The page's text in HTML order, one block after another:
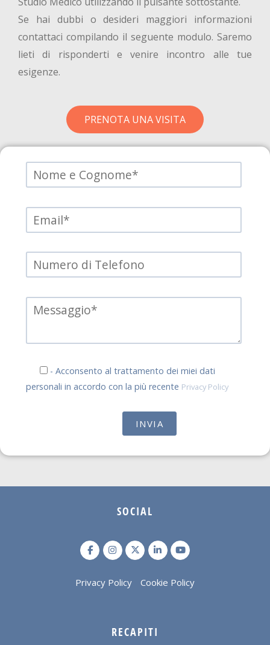
Se hai dubbi o desideri maggiori informazioni
contattaci compilando il seguente modulo. Saremo
lieti di risponderti e venire incontro alle tue
esigenze.
PRENOTA UNA VISITA
- Acconsento al trattamento dei miei dati
personali in accordo con la più recente Privacy Policy
SOCIAL
Privacy Policy Cookie Policy
RECAPITI